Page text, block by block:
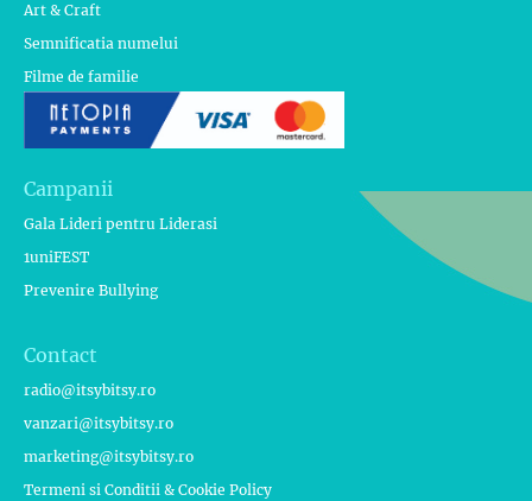
Art & Craft
Semnificatia numelui
Filme de familie
Campanii
Gala Lideri pentru Liderasi
1uniFEST
Prevenire Bullying
Contact
radio@itsybitsy.ro
vanzari@itsybitsy.ro
marketing@itsybitsy.ro
Termeni si Conditii & Cookie Policy